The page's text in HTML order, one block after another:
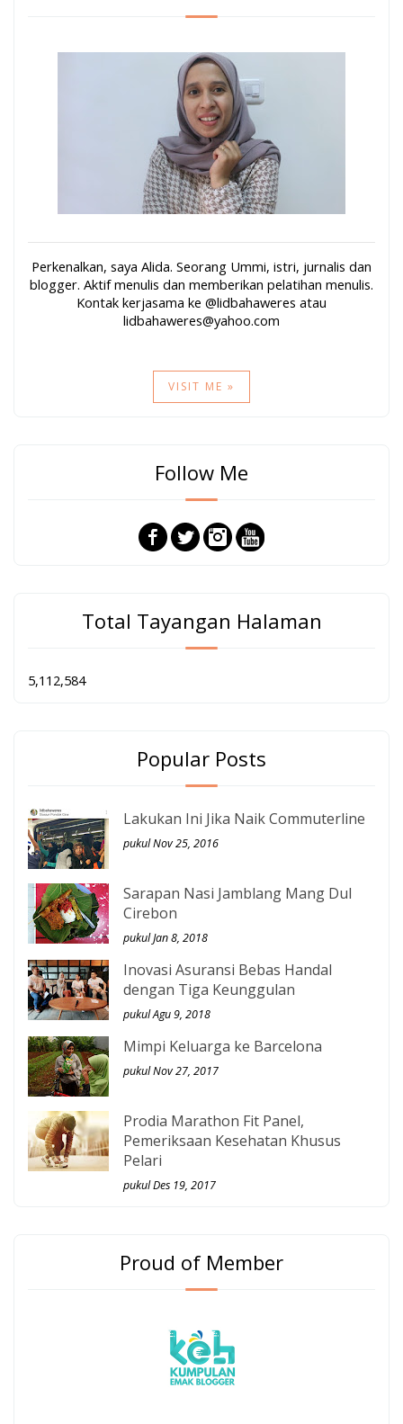
Perkenalkan, saya Alida. Seorang Ummi, istri, jurnalis dan
blogger. Aktif menulis dan memberikan pelatihan menulis.
Kontak kerjasama ke @lidbahaweres atau
lidbahaweres@yahoo.com
VISIT ME »
Follow Me
Total Tayangan Halaman
5,112,584
Popular Posts
Lakukan Ini Jika Naik Commuterline
pukul Nov 25, 2016
Sarapan Nasi Jamblang Mang Dul
Cirebon
pukul Jan 8, 2018
Inovasi Asuransi Bebas Handal
dengan Tiga Keunggulan
pukul Agu 9, 2018
Mimpi Keluarga ke Barcelona
pukul Nov 27, 2017
Prodia Marathon Fit Panel,
Pemeriksaan Kesehatan Khusus
Pelari
pukul Des 19, 2017
Proud of Member